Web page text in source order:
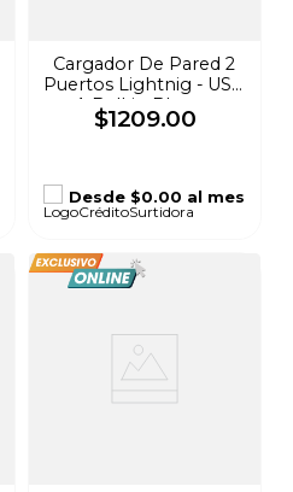
Cargador De Pared 2
Puertos Lightnig - USB
A Belkin Blanco
$1209.00
Desde $0.00 al mes